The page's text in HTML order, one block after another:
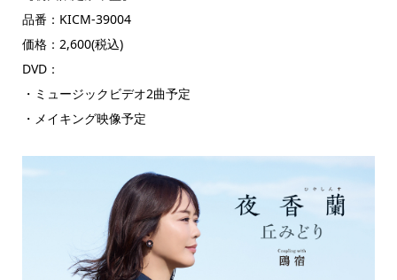
品番：KICM-39004
価格：2,600(税込)
DVD：
・ミュージックビデオ2曲予定
・メイキング映像予定